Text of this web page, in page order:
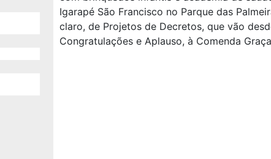
Igarapé São Francisco no Parque das
claro, de Projetos de Decretos, que vão
Congratulações e Aplauso, à Comenda